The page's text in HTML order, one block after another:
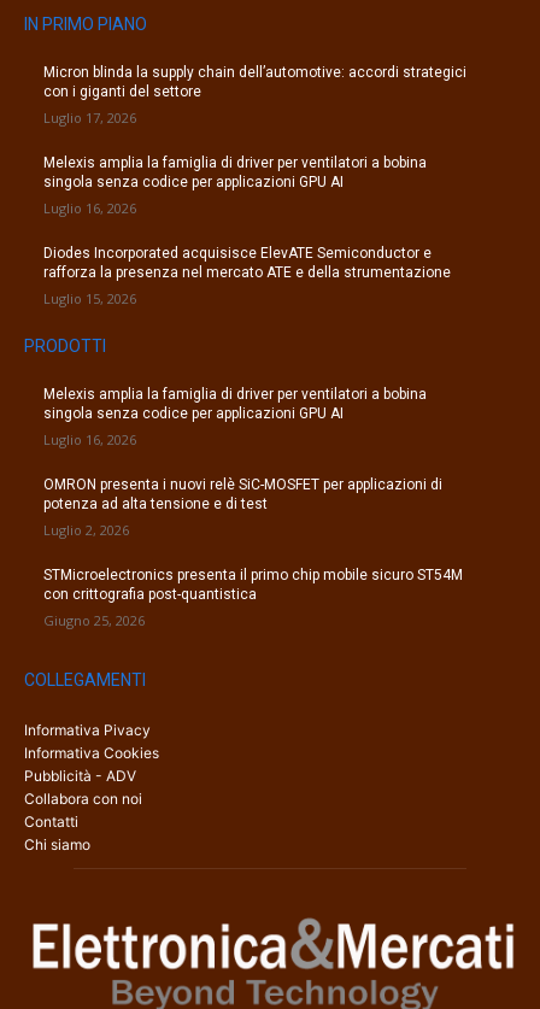
IN PRIMO PIANO
Micron blinda la supply chain dell’automotive: accordi strategici
con i giganti del settore
Luglio 17, 2026
Melexis amplia la famiglia di driver per ventilatori a bobina
singola senza codice per applicazioni GPU AI
Luglio 16, 2026
Diodes Incorporated acquisisce ElevATE Semiconductor e
rafforza la presenza nel mercato ATE e della strumentazione
Luglio 15, 2026
PRODOTTI
Melexis amplia la famiglia di driver per ventilatori a bobina
singola senza codice per applicazioni GPU AI
Luglio 16, 2026
OMRON presenta i nuovi relè SiC-MOSFET per applicazioni di
potenza ad alta tensione e di test
Luglio 2, 2026
STMicroelectronics presenta il primo chip mobile sicuro ST54M
con crittografia post-quantistica
Giugno 25, 2026
COLLEGAMENTI
Informativa Pivacy
Informativa Cookies
Pubblicità - ADV
Collabora con noi
Contatti
Chi siamo